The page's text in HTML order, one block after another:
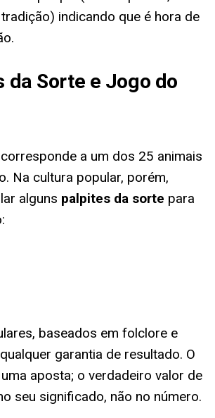
indicando que é hora de
da Sorte e Jogo do
a um dos 25 animais
Na cultura popular, porém,
alguns palpites da sorte para
:
baseados em folclore e
garantia de resultado. O
aposta; o verdadeiro valor de
seu significado, não no número.